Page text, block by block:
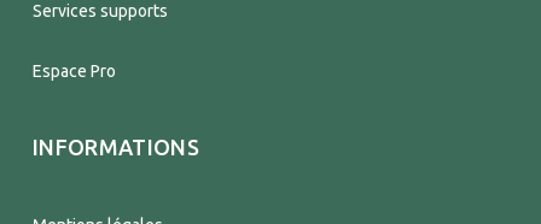
Services supports
Espace Pro
INFORMATIONS